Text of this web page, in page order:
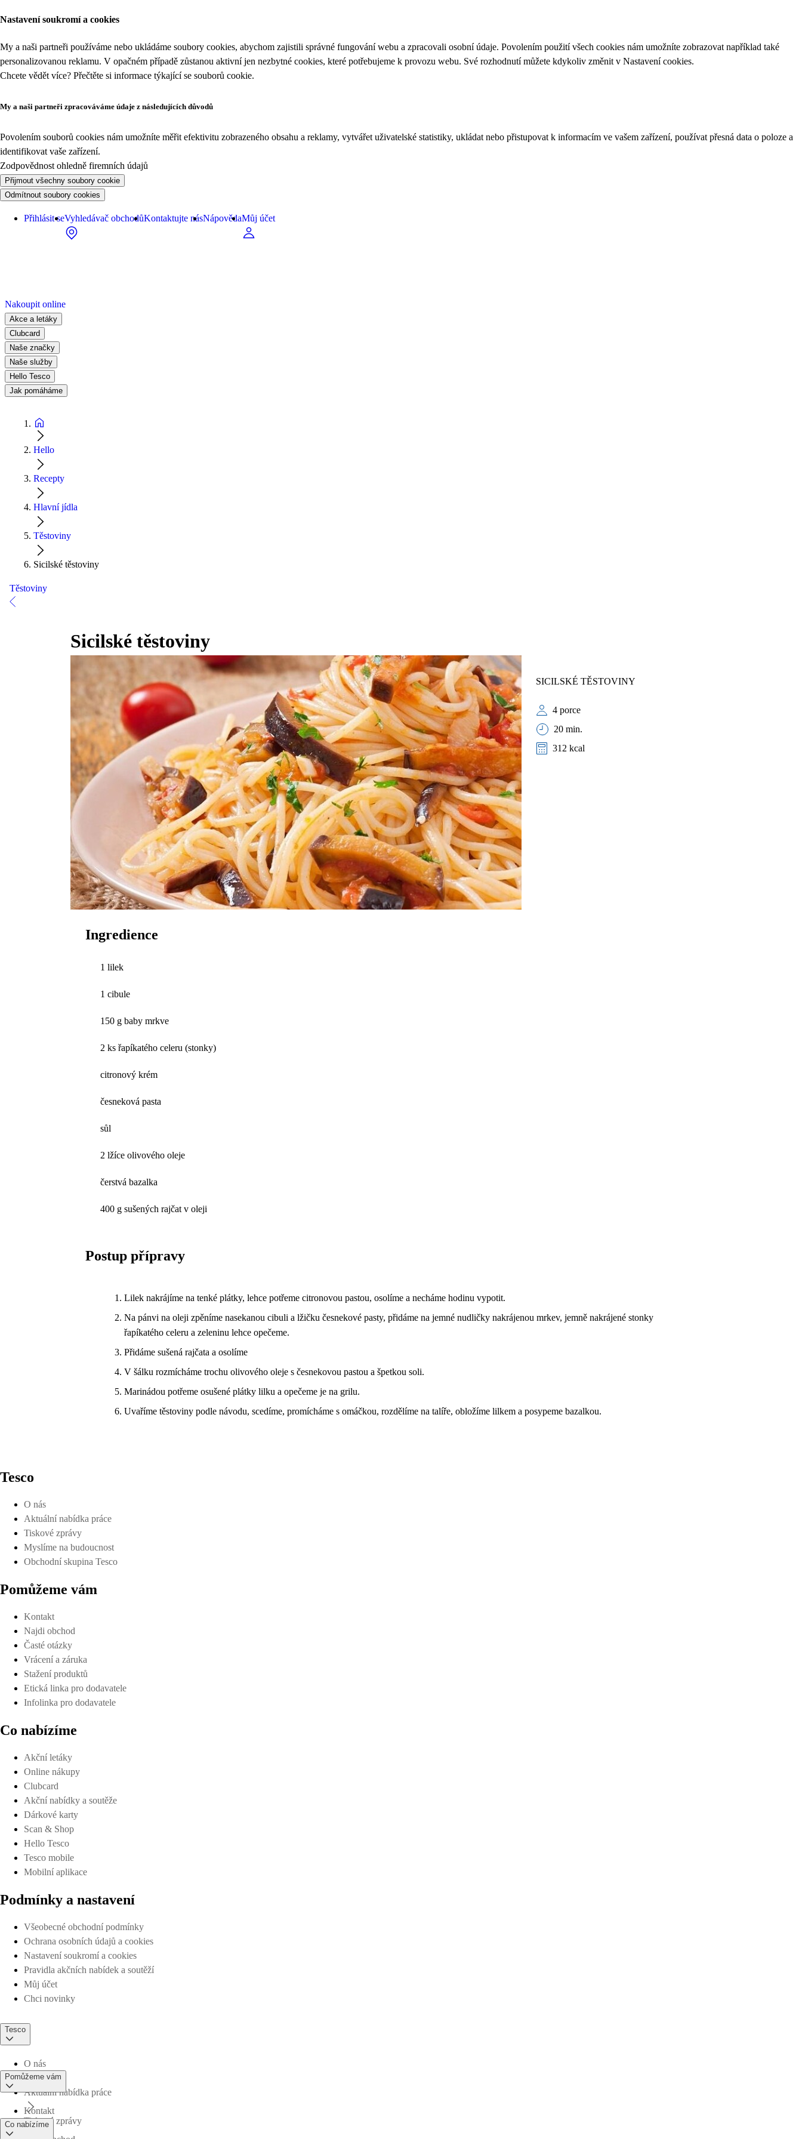
Nastavení soukromí a cookies
My a naši partneři používáme nebo ukládáme soubory cookies, abychom zajistili správné fungování webu a zpracovali osobní údaje. Povolením použití všech cookies nám umožníte zobrazovat například také
personalizovanou reklamu. V opačném případě zůstanou aktivní jen nezbytné cookies, které potřebujeme k provozu webu. Své rozhodnutí můžete kdykoliv změnit v Nastavení cookies.
Chcete vědět více? Přečtěte si informace týkající se souborů cookie.
My a naši partneři zpracováváme údaje z následujících důvodů
Povolením souborů cookies nám umožníte měřit efektivitu zobrazeného obsahu a reklamy, vytvářet uživatelské statistiky, ukládat nebo přistupovat k informacím ve vašem zařízení, používat přesná data o poloze a
identifikovat vaše zařízení.
Zodpovědnost ohledně firemních údajů
Přijmout všechny soubory cookie
Odmítnout soubory cookies
Přihlásit seVyhledávač obchodůKontaktujte násNápovědaMůj účet
Nakoupit online
Akce a letáky
Clubcard
Naše značky
Naše služby
Hello Tesco
Jak pomáháme
Hello
Recepty
Hlavní jídla
Těstoviny
Sicilské těstoviny
Těstoviny
Sicilské těstoviny
SICILSKÉ TĚSTOVINY
4 porce
20 min.
312 kcal
Ingredience
1 lilek
1 cibule
150 g baby mrkve
2 ks řapíkatého celeru (stonky)
citronový krém
česneková pasta
sůl
2 lžíce olivového oleje
čerstvá bazalka
400 g sušených rajčat v oleji
Postup přípravy
Lilek nakrájíme na tenké plátky, lehce potřeme citronovou pastou, osolíme a necháme hodinu vypotit.
Na pánvi na oleji zpěníme nasekanou cibuli a lžičku česnekové pasty, přidáme na jemné nudličky nakrájenou mrkev, jemně nakrájené stonky
řapíkatého celeru a zeleninu lehce opečeme.
Přidáme sušená rajčata a osolíme
V šálku rozmícháme trochu olivového oleje s česnekovou pastou a špetkou soli.
Marinádou potřeme osušené plátky lilku a opečeme je na grilu.
Uvaříme těstoviny podle návodu, scedíme, promícháme s omáčkou, rozdělíme na talíře, obložíme lilkem a posypeme bazalkou.
Tesco
O nás
Aktuální nabídka práce
Tiskové zprávy
Myslíme na budoucnost
Obchodní skupina Tesco
Pomůžeme vám
Kontakt
Najdi obchod
Časté otázky
Vrácení a záruka
Stažení produktů
Etická linka pro dodavatele
Infolinka pro dodavatele
Co nabízíme
Akční letáky
Online nákupy
Clubcard
Akční nabídky a soutěže
Dárkové karty
Scan & Shop
Hello Tesco
Tesco mobile
Mobilní aplikace
Podmínky a nastavení
Všeobecné obchodní podmínky
Ochrana osobních údajů a cookies
Nastavení soukromí a cookies
Pravidla akčních nabídek a soutěží
Můj účet
Chci novinky
Tesco
O nás
Aktuální nabídka práce
Tiskové zprávy
Pomůžeme vám
Kontakt
Co nabízíme